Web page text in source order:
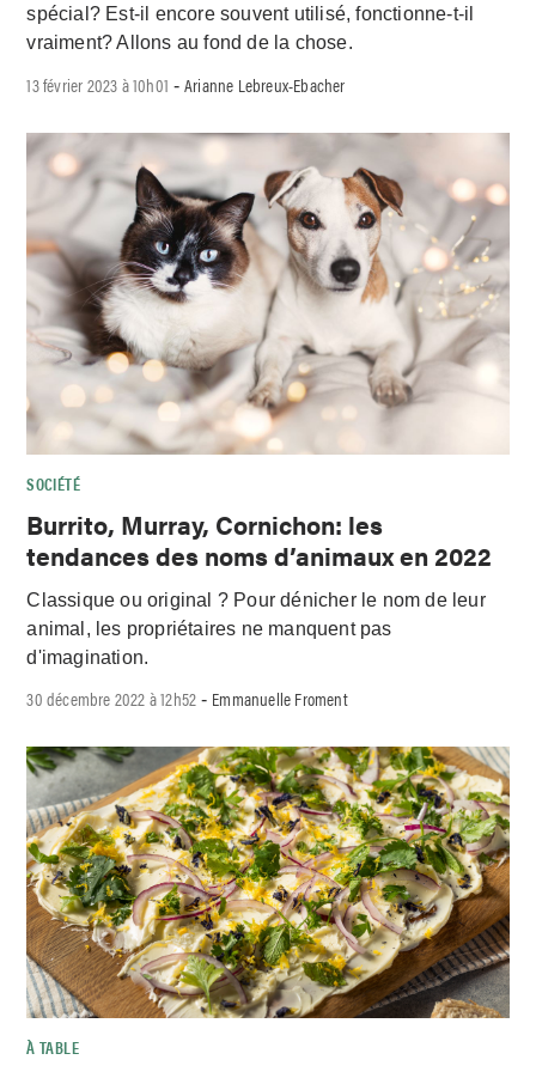
spécial? Est-il encore souvent utilisé, fonctionne-t-il
vraiment? Allons au fond de la chose.
13 février 2023 à 10h01 -Arianne Lebreux-Ebacher
SOCIÉTÉ
Burrito, Murray, Cornichon: les
tendances des noms d’animaux en 2022
Classique ou original ? Pour dénicher le nom de leur
animal, les propriétaires ne manquent pas
d'imagination.
30 décembre 2022 à 12h52 - Emmanuelle Froment
À TABLE